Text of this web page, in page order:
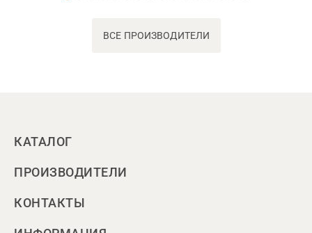
ВСЕ ПРОИЗВОДИТЕЛИ
КАТАЛОГ
ПРОИЗВОДИТЕЛИ
КОНТАКТЫ